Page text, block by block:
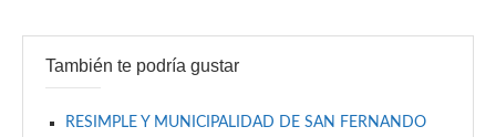
También te podría gustar
RESIMPLE Y MUNICIPALIDAD DE SAN FERNANDO